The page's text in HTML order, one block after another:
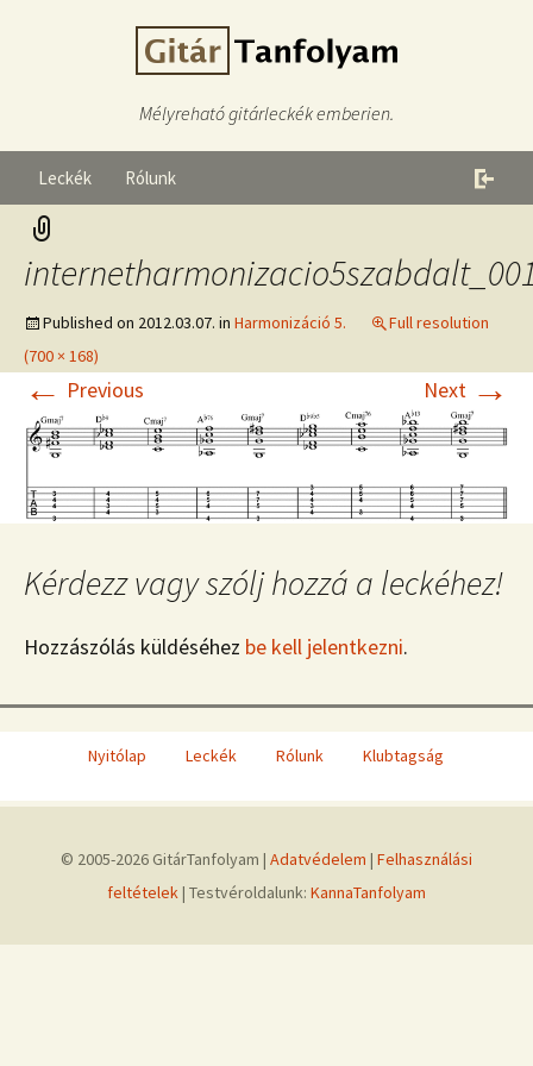
Mélyreható gitárleckék emberien.
Leckék Rólunk
Published on 2012.03.07. in Harmonizáció 5.
Full resolution
(700 × 168)
← Previous Next →
Kérdezz vagy szólj hozzá a leckéhez!
Hozzászólás küldéséhez be kell jelentkezni.
Nyitólap Leckék Rólunk Klubtagság
© 2005-2026 GitárTanfolyam | Adatvédelem | Felhasználási
feltételek| Testvéroldalunk: KannaTanfolyam